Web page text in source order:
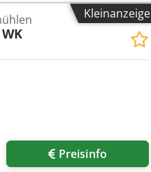
Kleinanzeige
Preisinfo